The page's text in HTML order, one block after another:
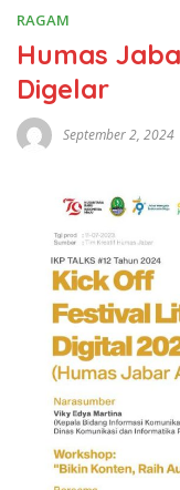
RAGAM
Humas
Digelar
September 2, 2024